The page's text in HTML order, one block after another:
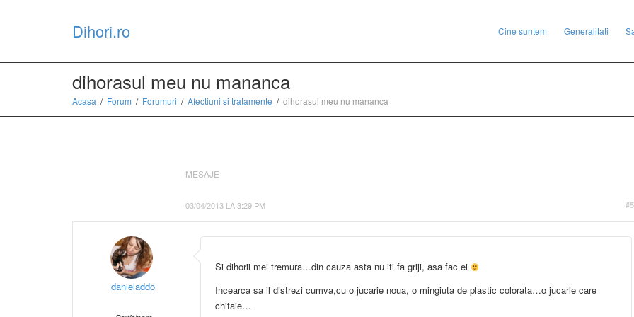
Dihori.ro Cine suntem Generalitati
dihorasul meu nu mananca
Acasa Forum Forumuri Afectiuni si tratamente dihorasul meu nu mananca
MESAJE
03/04/2013 LA 3:29 PM
danieladdo
Si dihorii mei tremura…din cauza asta nu iti fa griji, asa fac ei
Incearca sa il distrezi cumva,cu o jucarie noua, o mingiuta de plastic colorata…o jucarie care
chitaie…